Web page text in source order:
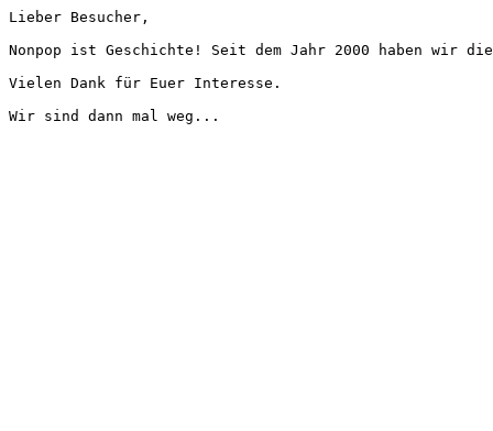
Lieber Besucher,
Nonpop ist Geschichte! Seit dem Jahr 2000 haben wir
Vielen Dank für Euer Interesse.
Wir sind dann mal weg...